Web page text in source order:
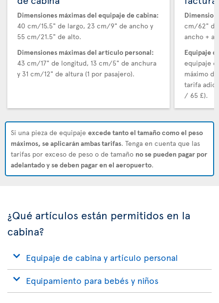
Dimensiones máximas del equipaje de cabina:
40 cm/15.5" de largo, 23 cm/9" de ancho y
55 cm/21.5" de alto.
Dimensiones máximas del artículo personal:
43 cm/17" de longitud, 13 cm/5" de anchura
y 31 cm/12" de altura (1 por pasajero).
cm/62" de
ancho +
Equipaje
equipaje
máximo
tarifa
/ 65 £).
Si una pieza de equipaje excede tanto el tamaño como el peso
máximos, se aplicarán ambas tarifas. Tenga en cuenta que las
tarifas por exceso de peso o de tamaño no se pueden pagar por
adelantado y se deben pagar en el aeropuerto.
¿Qué artículos están permitidos en la
cabina?
Equipaje de cabina y artículo personal
Equipamiento para bebés y niños